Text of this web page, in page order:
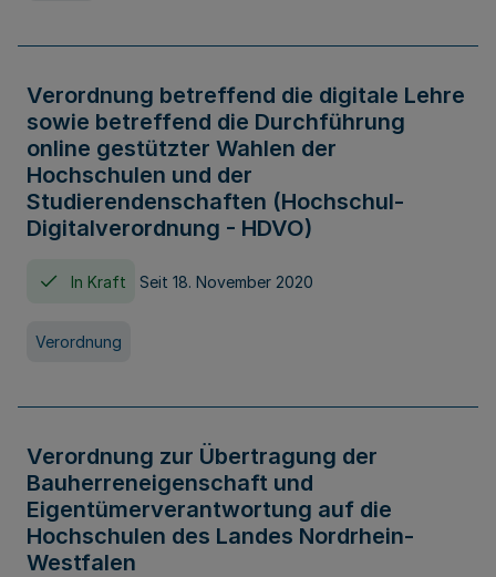
Verordnung betreffend die digitale Lehre
sowie betreffend die Durchführung
online gestützter Wahlen der
Hochschulen und der
Studierendenschaften (Hochschul-
Digitalverordnung - HDVO)
In Kraft Seit 18. November 2020
Verordnung
Verordnung zur Übertragung der
Bauherreneigenschaft und
Eigentümerverantwortung auf die
Hochschulen des Landes Nordrhein-
Westfalen